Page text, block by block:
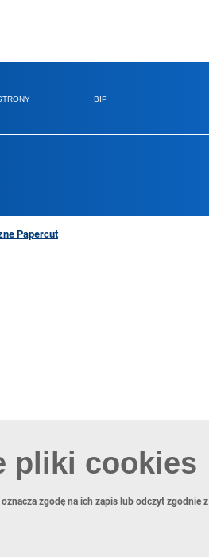
BIP
Papercut
pliki cookies
zgodę na ich zapis lub odczyt zgodnie z